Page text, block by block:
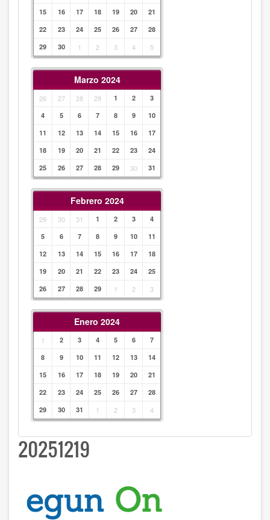
15
16 17 18 19 20
21
22
23 24 25 26 27
28
29
30 1 2 3 4 5
Marzo 2024
26 27 28 29 1 2
3
4
5 6 7 8 9
10
11
12 13 14 15 16
17
18
19 20 21 22 23
24
25
26 27 28 29 30 31
Febrero 2024
29 30 31 1 2 3
4
5
6 7 8 9 10
11
12
13 14 15 16 17
18
19
20 21 22 23 24
25
26
27 28 29 1 2 3
Enero 2024
1 2 3 4 5 6
7
8
9 10 11 12 13
14
15
16 17 18 19 20
21
22
23 24 25 26 27
28
29
30 31 1 2 3 4
20251219